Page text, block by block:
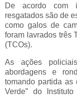
De acordo com
resgatados são de
como galos de
foram lavrados três
(TCOs).
As ações
abordagens e
tomando partida as
Verde” do